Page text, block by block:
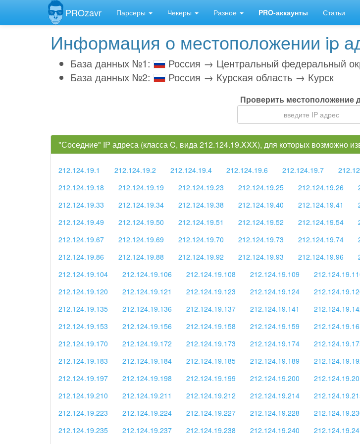
PROzavr Парсеры Чекеры Разное PRO-аккаунты Статьи
Информация о местоположении ip
База данных №1: Россия → Центральный федеральный
База данных №2:
Россия → Курская область → Курск
Проверить местоположение
"Соседние" IP адреса (класса C, вида 212.124.19.XXX), для которых возможно
212.124.19.1 212.124.19.2 212.124.19.4 212.124.19.6 212.124.19.7
212.124.19.18
212.124.19.19 212.124.19.23 212.124.19.25 212.124.19.26
212.124.19.33
212.124.19.34 212.124.19.38 212.124.19.40 212.124.19.41
212.124.19.49
212.124.19.50 212.124.19.51 212.124.19.52 212.124.19.54
212.124.19.67
212.124.19.69 212.124.19.70 212.124.19.73 212.124.19.74
212.124.19.86
212.124.19.88 212.124.19.92 212.124.19.93 212.124.19.96
212.124.19.104
212.124.19.106 212.124.19.108 212.124.19.109
212.124.19.120
212.124.19.121 212.124.19.123 212.124.19.124
212.124.19.135
212.124.19.136 212.124.19.137 212.124.19.141
212.124.19.153
212.124.19.156 212.124.19.158 212.124.19.159
212.124.19.170
212.124.19.172 212.124.19.173 212.124.19.174
212.124.19.183
212.124.19.184 212.124.19.185 212.124.19.189
212.124.19.197
212.124.19.198 212.124.19.199 212.124.19.200
212.124.19.210
212.124.19.211 212.124.19.212 212.124.19.214
212.124.19.223
212.124.19.224 212.124.19.227 212.124.19.228
212.124.19.235
212.124.19.237 212.124.19.238 212.124.19.240